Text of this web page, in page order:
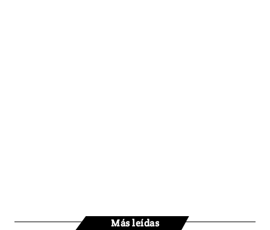
Más leídas